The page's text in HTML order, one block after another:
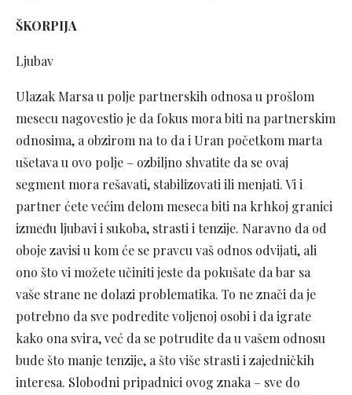
ŠKORPIJA
Ljubav
Ulazak Marsa u polje partnerskih odnosa u prošlom
mesecu nagovestio je da fokus mora biti na partnerskim
odnosima, a obzirom na to da i Uran početkom marta
ušetava u ovo polje – ozbiljno shvatite da se ovaj
segment mora rešavati, stabilizovati ili menjati. Vi i
partner ćete većim delom meseca biti na krhkoj granici
između ljubavi i sukoba, strasti i tenzije. Naravno da od
oboje zavisi u kom će se pravcu vaš odnos odvijati, ali
ono što vi možete učiniti jeste da pokušate da bar sa
vaše strane ne dolazi problematika. To ne znači da je
potrebno da sve podredite voljenoj osobi i da igrate
kako ona svira, već da se potrudite da u vašem odnosu
bude što manje tenzije, a što više strasti i zajedničkih
interesa. Slobodni pripadnici ovog znaka – sve do